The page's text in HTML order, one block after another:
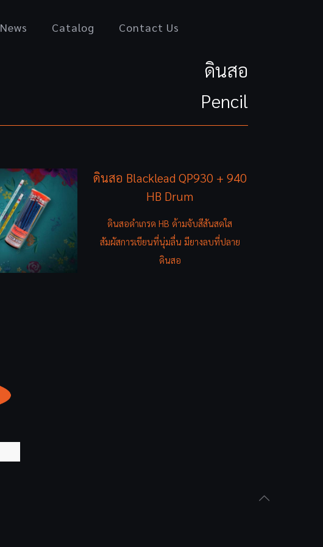
News Catalog Contact Us
ดินสอ
Pencil
ดินสอ Blacklead QP930 + 940
HB Drum
ดินสอดำเกรด HB ด้ามจับสีสันสดใส
สัมผัสการเขียนที่นุ่มลื่น มียางลบที่ปลาย
ดินสอ